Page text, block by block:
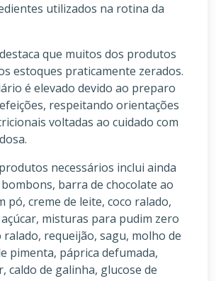
utilizados na rotina da
que muitos dos produtos
estoques praticamente zerados.
é elevado devido ao preparo
respeitando orientações
voltadas ao cuidado com
necessários inclui ainda
barra de chocolate ao
pó, creme de leite, coco ralado,
misturas para pudim zero
ralado, requeijão, sagu, molho de
pimenta, páprica defumada,
caldo de galinha, glucose de